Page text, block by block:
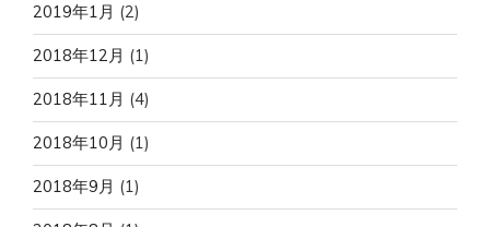
2019年1月 (2)
2018年12月 (1)
2018年11月 (4)
2018年10月 (1)
2018年9月 (1)